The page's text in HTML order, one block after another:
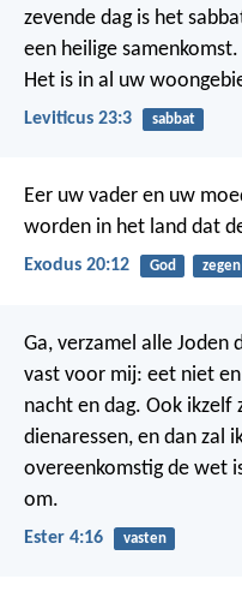
zevende dag is het
een heilige
Het is in al uw
Leviticus 23:3 sabbat
Eer uw vader en uw
worden in het land dat
Exodus 20:12 God zegen
Ga, verzamel alle Joden
vast voor mij: eet niet
nacht en dag. Ook ikzelf
dienaressen, en dan zal
overeenkomstig de wet
om.
Ester 4:16 vasten